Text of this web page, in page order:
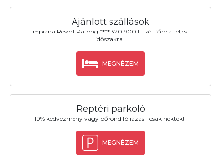
Ajánlott szállások
Impiana Resort Patong **** 320.900 Ft két főre a teljes
időszakra
MEGNÉZEM
Reptéri parkoló
10% kedvezmény vagy bőrönd fóliázás - csak nektek!
MEGNÉZEM